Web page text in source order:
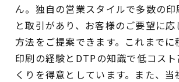
ん。独自の営業スタイルで多数の
と取引があり、お客様のご要望に
方法をご提案できます。これまでに
印刷の経験とDTPの知識で低コス
くりを得意としています。また、当